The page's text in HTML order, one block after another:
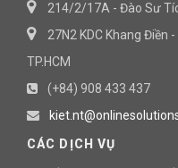
214/2/17A - Đào Sư
27N2 KDC Khang Điền
TP.HCM
(+84) 908 433 437
CÁC DỊCH VỤ